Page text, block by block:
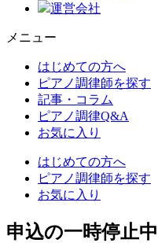
運営会社
メニュー
はじめての方へ
ピアノ調律師を探す
記事・コラム
ピアノ調律Q&A
お気に入り
はじめての方へ
ピアノ調律師を探す
お気に入り
申込の一時停止